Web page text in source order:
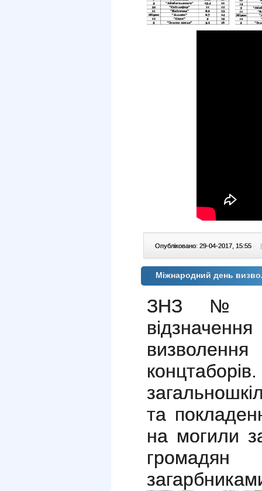
Опубліковано: 29-04-2017, 15:55
Міжнародний день
ЗНЗ № 7
та
на могили